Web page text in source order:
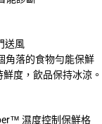
送風
角落的食物勻能保鮮
度，飲品保持冰涼。
濕度控制保鮮格